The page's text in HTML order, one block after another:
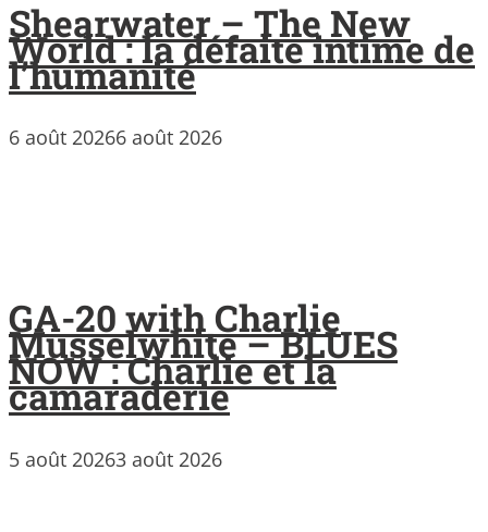
Shearwater – The New
World : la défaite intime de
l’humanité
6 août 20266 août 2026
GA-20 with Charlie
Musselwhite – BLUES
NOW : Charlie et la
camaraderie
5 août 20263 août 2026